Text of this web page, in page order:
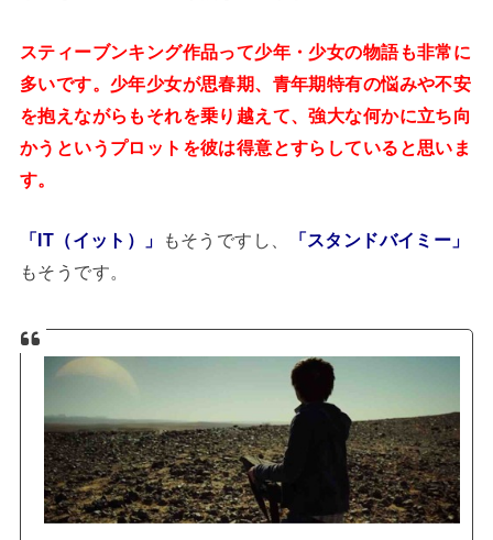
スティーブンキング作品って少年・少女の物語も非常に
多いです。少年少女が思春期、青年期特有の悩みや不安
を抱えながらもそれを乗り越えて、強大な何かに立ち向
かうというプロットを彼は得意とすらしていると思いま
す。
「IT（イット）」 もそうですし、
「スタンドバイミー」
もそうです。